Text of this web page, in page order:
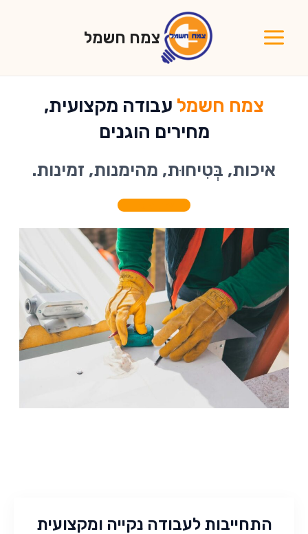
צמח חשמל
צמח חשמל עבודה מקצועית,
מחירים הוגנים
איכות, בְּטִיחוּת, מהימנות, זמינות.
התחייבות לעבודה נקייה ומקצועית